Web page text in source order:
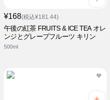
¥168(税込¥181.44)
午後の紅茶 FRUITS & ICE TEA オレ
ンジとグレープフルーツ キリン
500ml